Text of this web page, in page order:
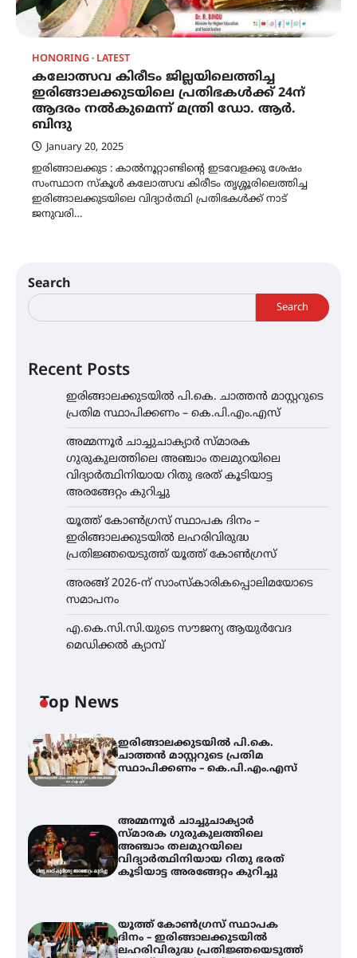
HONORING LATEST
കലോത്സവ കിരീടം ജില്ലയിലെത്തിച്ച
ഇരിങ്ങാലക്കുടയിലെ പ്രതിഭകൾക്ക് 24ന്
ആദരം നൽകുമെന്ന് മന്ത്രി ഡോ. ആർ.
ബിന്ദു
January 20, 2025
ഇരിങ്ങാലക്കുട : കാൽനൂറ്റാണ്ടിൻ്റെ ഇടവേളക്കു ശേഷം
സംസ്ഥാന സ്കൂൾ കലോത്സവ കിരീടം തൃശ്ശൂരിലെത്തിച്ച
ഇരിങ്ങാലക്കുടയിലെ വിദ്യാർത്ഥി പ്രതിഭകൾക്ക് നാട്
ജനുവരി…
Search
Search
Recent Posts
ഇരിങ്ങാലക്കുടയിൽ പി.കെ. ചാത്തൻ മാസ്റ്ററുടെ
പ്രതിമ സ്ഥാപിക്കണം – കെ.പി.എം.എസ്
അമ്മന്നൂർ ചാച്ചുചാക്യാർ സ്മാരക
ഗുരുകുലത്തിലെ അഞ്ചാം തലമുറയിലെ
വിദ്യാർത്ഥിനിയായ റിതു ഭരത് കൂടിയാട്ട
അരങ്ങേറ്റം കുറിച്ചു
യൂത്ത് കോൺഗ്രസ്‌ സ്ഥാപക ദിനം –
ഇരിങ്ങാലക്കുടയിൽ ലഹരിവിരുദ്ധ
പ്രതിജ്ഞയെടുത്ത് യൂത്ത് കോൺഗ്രസ്
അരങ്ങ് 2026-ന് സാംസ്കാരികപ്പൊലിമയോടെ
സമാപനം
എ.കെ.സി.സി.യുടെ സൗജന്യ ആയുർവേദ
മെഡിക്കൽ ക്യാമ്പ്
Top News
ഇരിങ്ങാലക്കുടയിൽ പി.കെ.
ചാത്തൻ മാസ്റ്ററുടെ പ്രതിമ
സ്ഥാപിക്കണം – കെ.പി.എം.എസ്
അമ്മന്നൂർ ചാച്ചുചാക്യാർ
സ്മാരക ഗുരുകുലത്തിലെ
അഞ്ചാം തലമുറയിലെ
വിദ്യാർത്ഥിനിയായ റിതു ഭരത്
കൂടിയാട്ട അരങ്ങേറ്റം കുറിച്ചു
യൂത്ത് കോൺഗ്രസ്‌ സ്ഥാപക
ദിനം – ഇരിങ്ങാലക്കുടയിൽ
ലഹരിവിരുദ്ധ പ്രതിജ്ഞയെടുത്ത്